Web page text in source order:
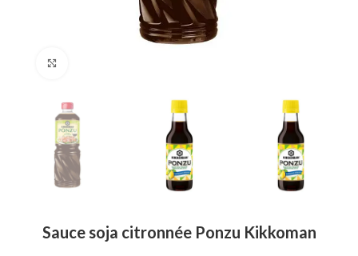
Sauce soja citronnée Ponzu Kikkoman